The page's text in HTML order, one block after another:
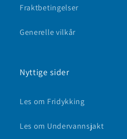
Fraktbetingelser
Generelle vilkår
Nyttige sider
Les om Fridykking
Les om Undervannsjakt